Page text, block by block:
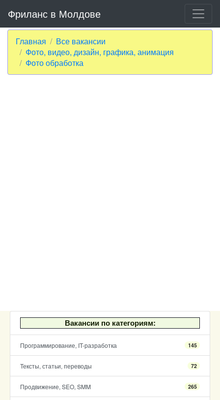
Фриланс в Молдове
Главная
Все вакансии
Фото, видео, дизайн, графика, анимация
Фото обработка
Вакансии по категориям:
Программирование, IT-разработка 145
Тексты, статьи, переводы 72
Продвижение, SEO, SMM 265